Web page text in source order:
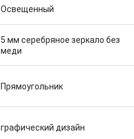
Освещенный
5 мм серебряное зеркало без
меди
Прямоугольник
графический дизайн